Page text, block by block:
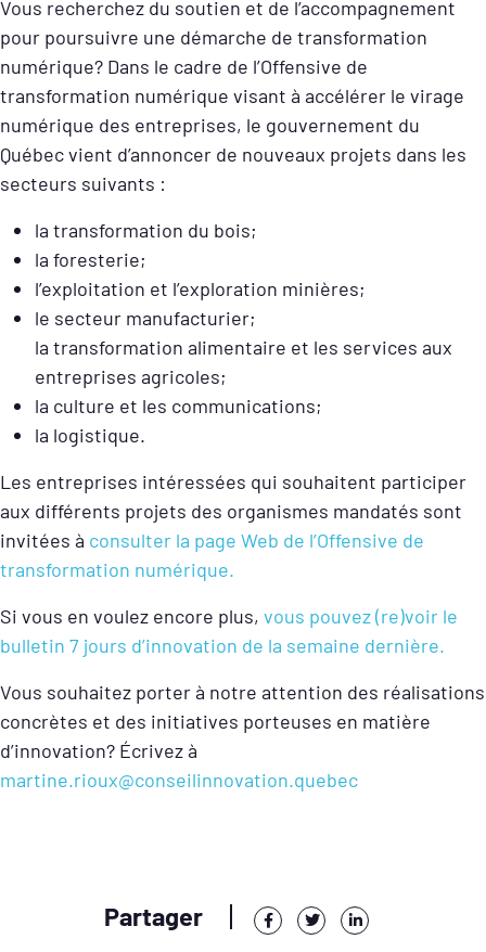
Vous recherchez du soutien et de l’accompagnement
pour poursuivre une démarche de transformation
numérique? Dans le cadre de l’Offensive de
transformation numérique visant à accélérer le virage
numérique des entreprises, le gouvernement du
Québec vient d’annoncer de nouveaux projets dans les
secteurs suivants :
la transformation du bois;
la foresterie;
l’exploitation et l’exploration minières;
le secteur manufacturier;
la transformation alimentaire et les services aux
entreprises agricoles;
la culture et les communications;
la logistique.
Les entreprises intéressées qui souhaitent participer
aux différents projets des organismes mandatés sont
invitées à consulter la page Web de l’Offensive de
transformation numérique.
Si vous en voulez encore plus, vous pouvez (re)voir le
bulletin 7 jours d’innovation de la semaine dernière.
Vous souhaitez porter à notre attention des réalisations
concrètes et des initiatives porteuses en matière
d’innovation? Écrivez à
martine.rioux@conseilinnovation.quebec
Partager